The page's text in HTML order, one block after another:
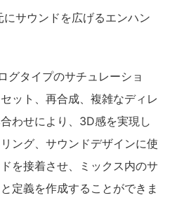
サウンドを広げるエンハン
グタイプのサチュレーショ
ット、再合成、複雑なディレ
わせにより、3D感を実現し
ング、サウンドデザインに使
を接着させ、ミックス内のサ
定義を作成することができま